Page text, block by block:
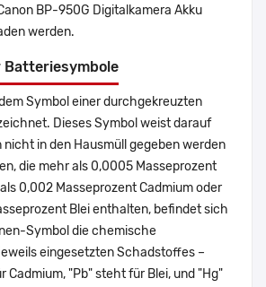
BP-950G Digitalkamera Akku
werden.
Batteriesymbole
Symbol einer durchgekreuzten
Dieses Symbol weist darauf
nicht in den Hausmüll gegeben werden
die mehr als 0,0005 Masseprozent
0,002 Masseprozent Cadmium oder
Blei enthalten, befindet sich
Symbol die chemische
eingesetzten Schadstoffes –
Cadmium, "Pb" steht für Blei, und "Hg"